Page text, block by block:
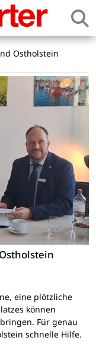
Ostholstein
eine plötzliche
können
Für genau
schnelle Hilfe.